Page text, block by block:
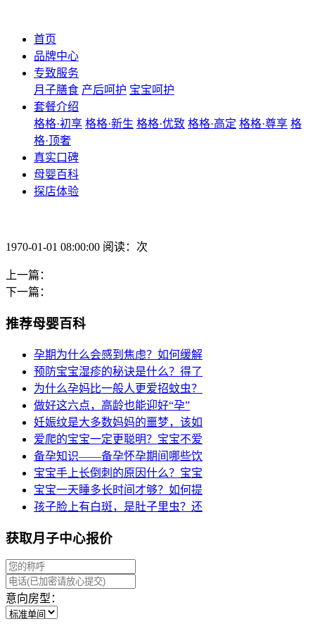
首页
品牌中心
专致服务
月子膳食 产后呵护 宝宝呵护
套餐介绍
格格·初享 格格·新生 格格·优致 格格·高定 格格·尊享 格
格·顶奢
真实口碑
母婴百科
探店体验
1970-01-01 08:00:00 阅读：次
上一篇：
下一篇：
推荐母婴百科
孕期为什么会感到焦虑？如何缓解
预防宝宝湿疹的秘诀是什么？得了
为什么孕妈比一般人更爱招蚊虫？
做好这六点，高龄也能迎好“孕”
妊娠纹是大多数妈妈的噩梦，该如
爱爬的宝宝一定更聪明？宝宝不爱
备孕知识——备孕怀孕期间哪些饮
宝宝手上长倒刺的原因什么？宝宝
宝宝一天睡多长时间才够？如何提
孩子脸上有白斑，是肚子里虫？还
获取月子中心报价
意向房型：